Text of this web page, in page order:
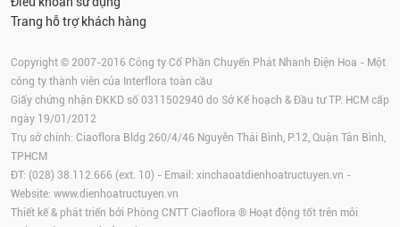
Trang hỗ trợ khách hàng
Copyright © 2007-2016 Công ty Cổ Phần Chuyển Phát Nhanh Điện Hoa - Một
công ty thành viên của Interflora toàn cầu
Giấy chứng nhận ĐKKD số 0311502940 do Sở Kế hoạch & Đầu tư TP. HCM cấp
ngày 19/01/2012
Trụ sở chính: Ciaoflora Bldg 260/4/46 Nguyễn Thái Bình, P.12, Quận Tân Bình,
TPHCM
ĐT: (028) 38.112.666 (ext. 10) - Email: xinchaoatdienhoatructuyen.vn -
Website: www.dienhoatructuyen.vn
Thiết kế & phát triển bởi Phòng CNTT Ciaoflora ® Hoạt động tốt trên môi